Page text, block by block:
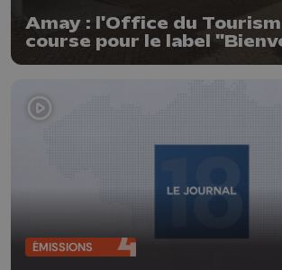
Amay : l'Office du
course pour le label
ÉMISSIONS